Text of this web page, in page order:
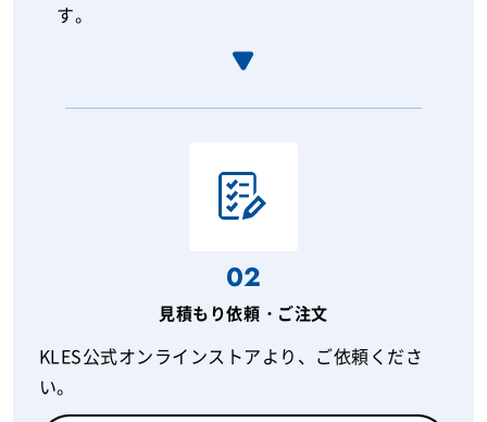
す。
02
見積もり依頼・ご注文
KLES公式オンラインストアより、ご依頼くださ
い。